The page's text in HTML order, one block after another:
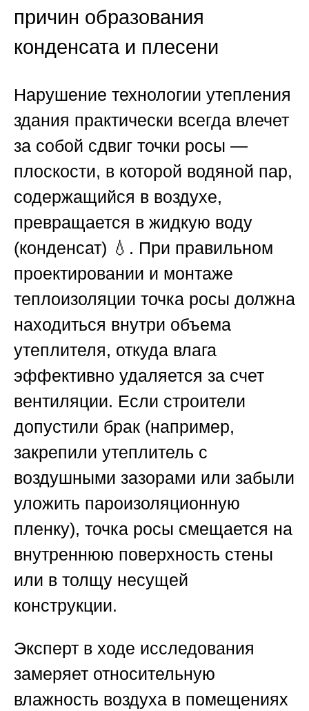
причин образования
конденсата и плесени
Нарушение технологии утепления
здания практически всегда влечет
за собой сдвиг точки росы —
плоскости, в которой водяной пар,
содержащийся в воздухе,
превращается в жидкую воду
(конденсат) 💧. При правильном
проектировании и монтаже
теплоизоляции точка росы должна
находиться внутри объема
утеплителя, откуда влага
эффективно удаляется за счет
вентиляции. Если строители
допустили брак (например,
закрепили утеплитель с
воздушными зазорами или забыли
уложить пароизоляционную
пленку), точка росы смещается на
внутреннюю поверхность стены
или в толщу несущей
конструкции.
Эксперт в ходе исследования
замеряет относительную
влажность воздуха в помещениях